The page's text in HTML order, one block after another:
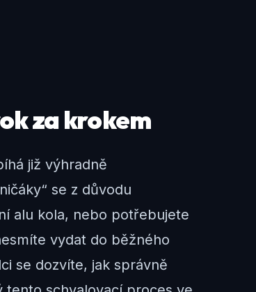
za krokem
již výhradně
se z důvodu
alu kola, nebo potřebujete
vydat do běžného
se dozvíte, jak správně